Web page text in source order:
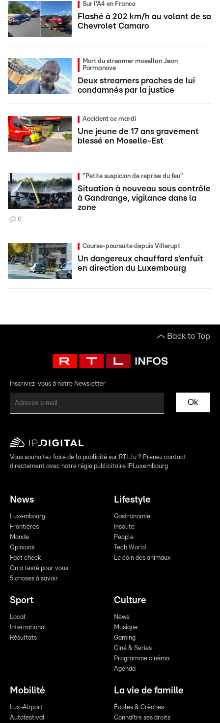
Sur l'A4 en France
Flashé à 202 km/h au volant de sa
Chevrolet Camaro
Mort du streamer mosellan Jean
Pormanove
Deux streamers proches de lui
condamnés par la justice
Accident ce mardi
Une jeune de 17 ans gravement
blessé en Moselle-Est
"Petite suspicion de reprise du feu"
Situation à nouveau sous contrôle
à Gandrange, vigilance dans la
zone
0
Course-poursuite depuis Villerupt
Un dangereux chauffard s'enfuit
en direction du Luxembourg
Back to Top
Inscrivez-vous à notre Newsletter
Ok
Vous souhaitez faire de la publicité sur RTL.lu ? Prenez contact
directement avec notre régie publicitaire IPLuxembourg
News
Luxembourg
Frontières
Monde
Opinions
Fact check
On a testé pour vous
5 choses à savoir
Lifestyle
Gastronomie
Insolite
People
Tech World
Le coin des animaux
Sport
Local
International
Résultats
Culture
News
Musique
Gaming
Ciné & Series
Programme cinéma
Agenda
Mobilité
Lux-Airport
Autofestival
La vie de famille
Écoles & Crèches
Connaître ses droits